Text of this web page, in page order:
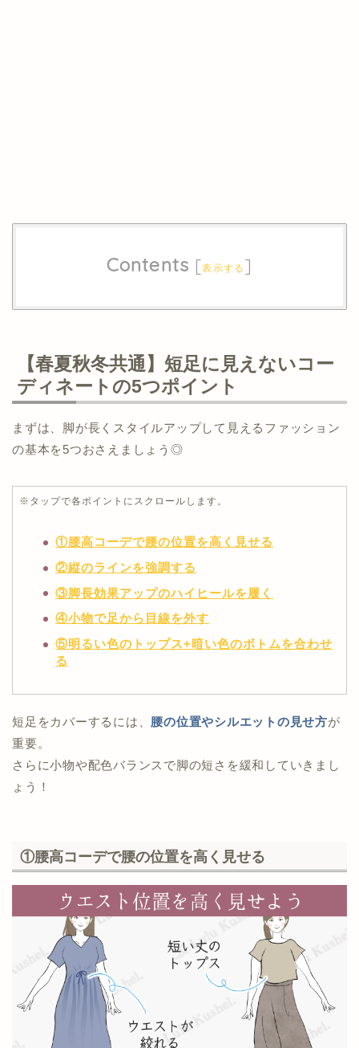
Contents [表示する ]
【春夏秋冬共通】短足に見えないコー
ディネートの5つポイント
まずは、脚が長くスタイルアップして見えるファッション
の基本を5つおさえましょう◎
※タップで各ポイントにスクロールします。
①腰高コーデで腰の位置を高く見せる
②縦のラインを強調する
③脚長効果アップのハイヒールを履く
④小物で足から目線を外す
⑤明るい色のトップス+暗い色のボトムを合わせ
る
短足をカバーするには、 腰の位置やシルエットの見せ方が
重要。
さらに小物や配色バランスで脚の短さを緩和していきまし
ょう！
①腰高コーデで腰の位置を高く見せる